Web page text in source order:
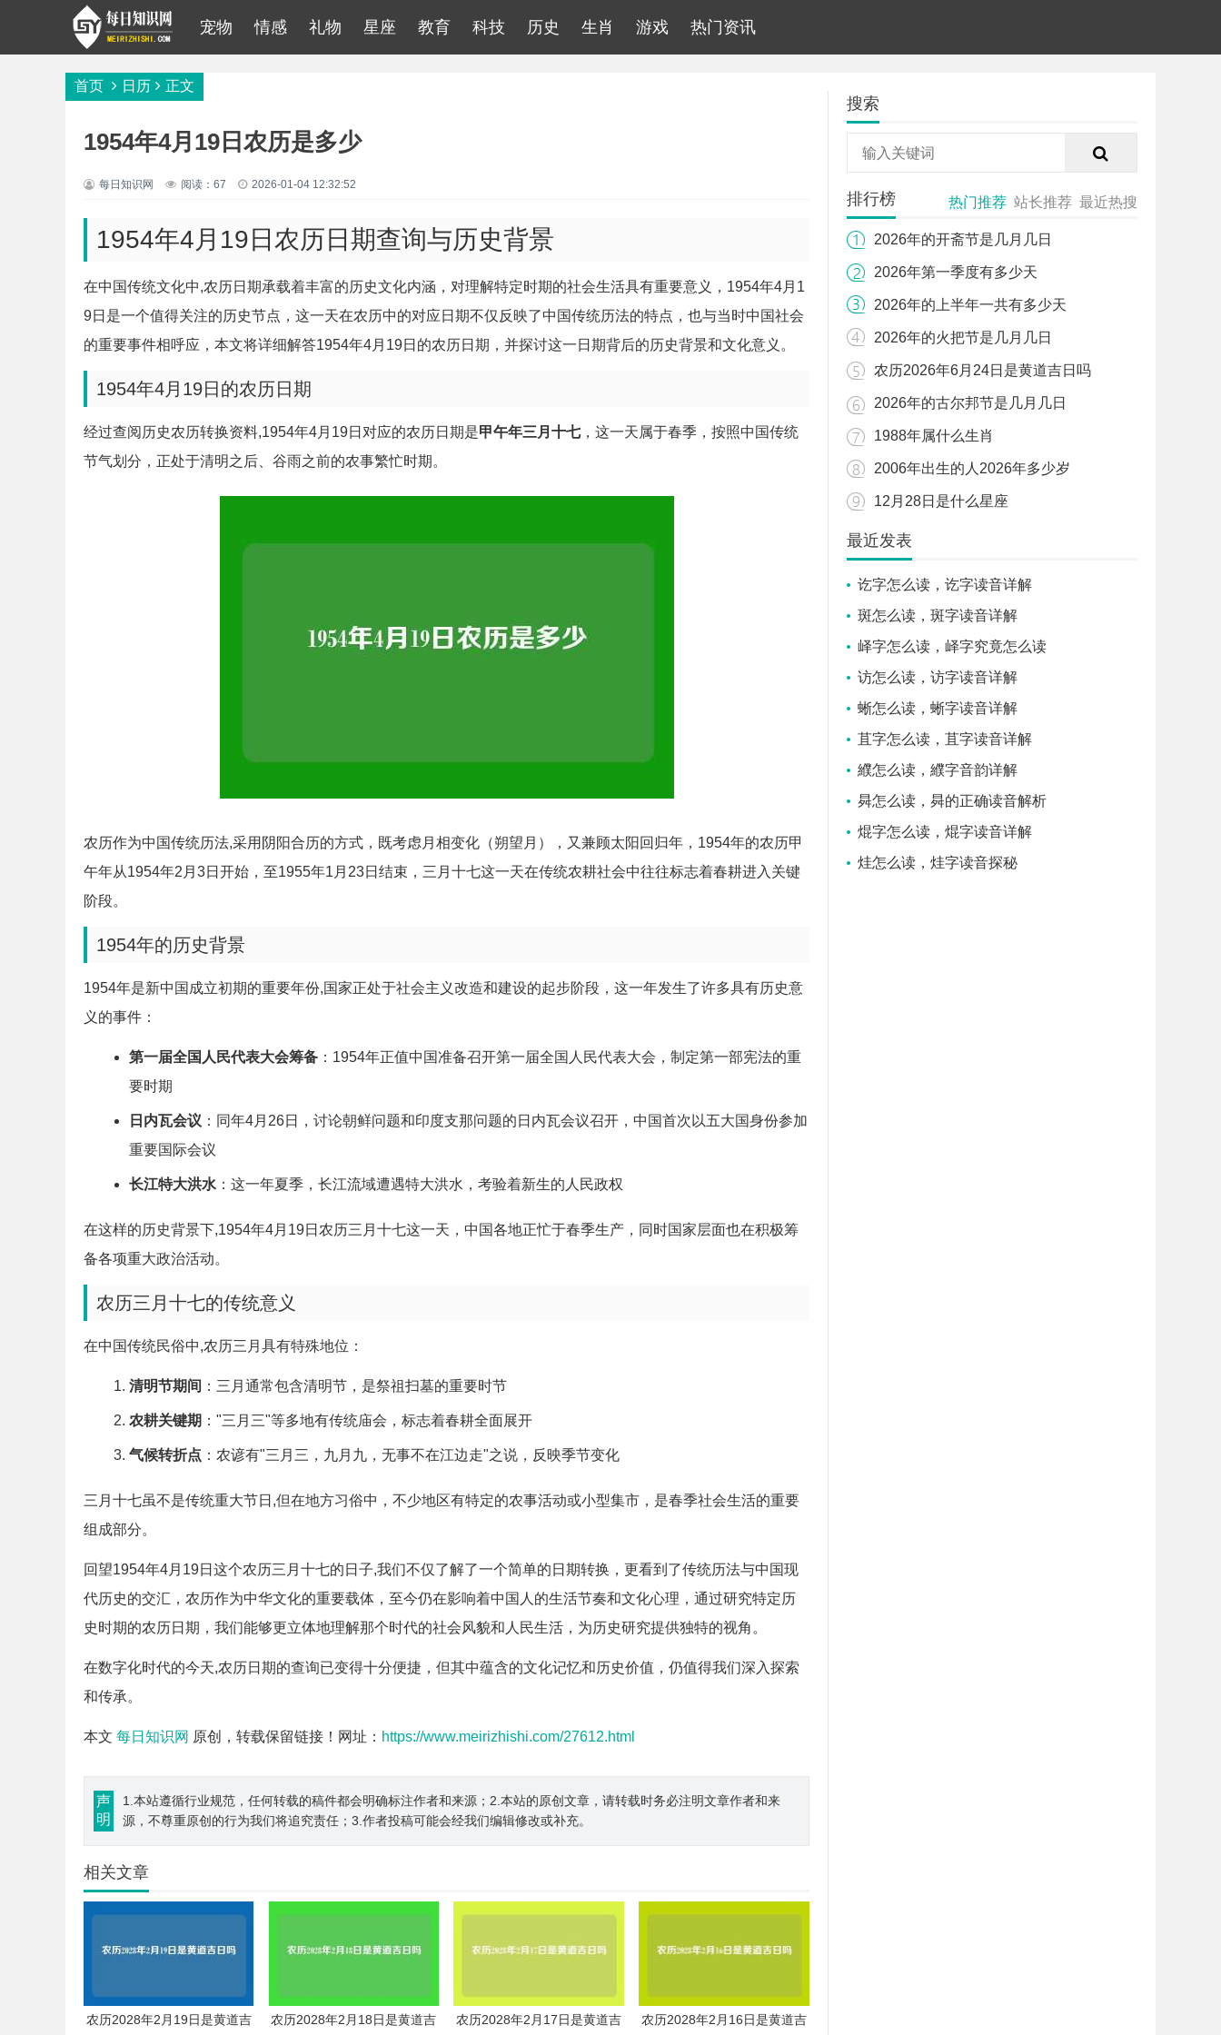
宠物 情感 礼物 星座 教育 科技 历史 生肖 游戏 热门资讯
首页 日历 正文
1954年4月19日农历是多少
每日知识网 阅读：67 2026-01-04 12:32:52
1954年4月19日农历日期查询与历史背景
在中国传统文化中,农历日期承载着丰富的历史文化内涵，对理解特定时期的社会生活具有重要意义，1954年4月1
9日是一个值得关注的历史节点，这一天在农历中的对应日期不仅反映了中国传统历法的特点，也与当时中国社会
的重要事件相呼应，本文将详细解答1954年4月19日的农历日期，并探讨这一日期背后的历史背景和文化意义。
1954年4月19日的农历日期
经过查阅历史农历转换资料,1954年4月19日对应的农历日期是甲午年三月十七，这一天属于春季，按照中国传统
节气划分，正处于清明之后、谷雨之前的农事繁忙时期。
农历作为中国传统历法,采用阴阳合历的方式，既考虑月相变化（朔望月），又兼顾太阳回归年，1954年的农历甲
午年从1954年2月3日开始，至1955年1月23日结束，三月十七这一天在传统农耕社会中往往标志着春耕进入关键
阶段。
1954年的历史背景
1954年是新中国成立初期的重要年份,国家正处于社会主义改造和建设的起步阶段，这一年发生了许多具有历史意
义的事件：
第一届全国人民代表大会筹备 ：1954年正值中国准备召开第一届全国人民代表大会，制定第一部宪法的重
要时期
日内瓦会议 ：同年4月26日，讨论朝鲜问题和印度支那问题的日内瓦会议召开，中国首次以五大国身份参加
重要国际会议
长江特大洪水 ：这一年夏季，长江流域遭遇特大洪水，考验着新生的人民政权
在这样的历史背景下,1954年4月19日农历三月十七这一天，中国各地正忙于春季生产，同时国家层面也在积极筹
备各项重大政治活动。
农历三月十七的传统意义
在中国传统民俗中,农历三月具有特殊地位：
清明节期间 ：三月通常包含清明节，是祭祖扫墓的重要时节
农耕关键期 ："三月三"等多地有传统庙会，标志着春耕全面展开
气候转折点 ：农谚有"三月三，九月九，无事不在江边走"之说，反映季节变化
三月十七虽不是传统重大节日,但在地方习俗中，不少地区有特定的农事活动或小型集市，是春季社会生活的重要
组成部分。
回望1954年4月19日这个农历三月十七的日子,我们不仅了解了一个简单的日期转换，更看到了传统历法与中国现
代历史的交汇，农历作为中华文化的重要载体，至今仍在影响着中国人的生活节奏和文化心理，通过研究特定历
史时期的农历日期，我们能够更立体地理解那个时代的社会风貌和人民生活，为历史研究提供独特的视角。
在数字化时代的今天,农历日期的查询已变得十分便捷，但其中蕴含的文化记忆和历史价值，仍值得我们深入探索
和传承。
本文 每日知识网 原创，转载保留链接！网址： https://www.meirizhishi.com/27612.html
声
明
1.本站遵循行业规范，任何转载的稿件都会明确标注作者和来源；2.本站的原创文章，请转载时务必注明文章作者和来
源，不尊重原创的行为我们将追究责任；3.作者投稿可能会经我们编辑修改或补充。
相关文章
农历2028年2月19日是黄道吉
农历2028年2月18日是黄道吉
农历2028年2月17日是黄道吉
农历2028年2月16日是黄道吉
搜索
排行榜 热门推荐 站长推荐 最近热搜
2026年的开斋节是几月几日
2026年第一季度有多少天
2026年的上半年一共有多少天
2026年的火把节是几月几日
农历2026年6月24日是黄道吉日吗
2026年的古尔邦节是几月几日
1988年属什么生肖
2006年出生的人2026年多少岁
12月28日是什么星座
最近发表
讫字怎么读，讫字读音详解
斑怎么读，斑字读音详解
峄字怎么读，峄字究竟怎么读
访怎么读，访字读音详解
蜥怎么读，蜥字读音详解
苴字怎么读，苴字读音详解
纀怎么读，纀字音韵详解
曻怎么读，曻的正确读音解析
焜字怎么读，焜字读音详解
烓怎么读，烓字读音探秘